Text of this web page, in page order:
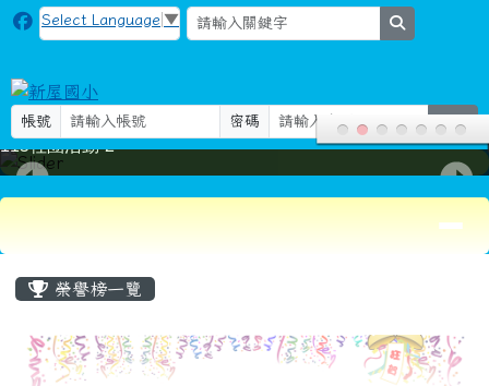
跳至主內容區
新屋國小
Select Language ▼
帳號 密碼 登入
115社團活動-2
榮譽榜一覽